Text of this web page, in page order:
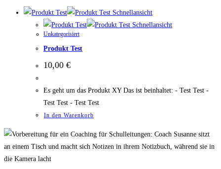
Schnellansicht
Schnellansicht
Unkategorisiert
Produkt Test
10,00 €
Es geht um das Produkt XY Das ist beinhaltet: - Test Test -
Test Test - Test Test
In den Warenkorb